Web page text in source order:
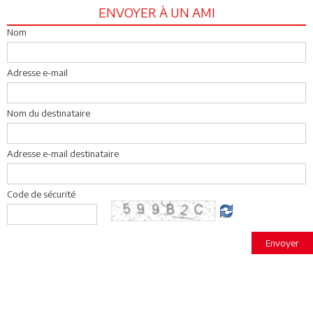
ENVOYER À UN AMI
Nom
Adresse e-mail
Nom du destinataire
Adresse e-mail destinataire
Code de sécurité
Envoyer